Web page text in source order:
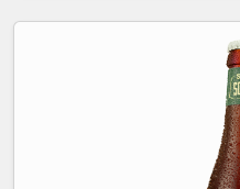
Silly Scotch